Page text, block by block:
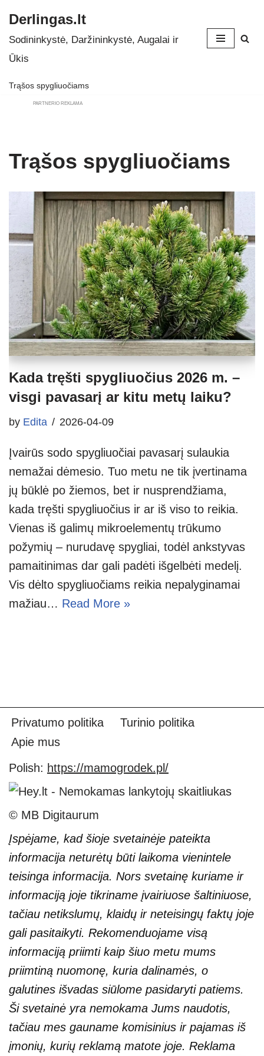
Skip
to
Derlingas.lt
Sodininkystė, Daržininkystė, Augalai ir
Ūkis
Trąšos spygliuočiams
PARTNERIO REKLAMA
Trąšos spygliuočiams
Kada tręšti spygliuočius 2026 m. –
visgi pavasarį ar kitu metų laiku?
by Edita 2026-04-09
Įvairūs sodo spygliuočiai pavasarį sulaukia
nemažai dėmesio. Tuo metu ne tik įvertinama
jų būklė po žiemos, bet ir nusprendžiama,
kada tręšti spygliuočius ir ar iš viso to reikia.
Vienas iš galimų mikroelementų trūkumo
požymių – nurudavę spygliai, todėl ankstyvas
pamaitinimas dar gali padėti išgelbėti medelį.
Vis dėlto spygliuočiams reikia nepalyginamai
mažiau… Read More »
Privatumo politika
Turinio politika
Apie mus
Polish: https://mamogrodek.pl/
© MB Digitaurum
Įspėjame, kad šioje svetainėje pateikta
informacija neturėtų būti laikoma vienintele
teisinga informacija. Nors svetainę kuriame ir
informaciją joje tikriname įvairiuose šaltiniuose,
tačiau netikslumų, klaidų ir neteisingų faktų joje
gali pasitaikyti. Rekomenduojame visą
informaciją priimti kaip šiuo metu mums
priimtiną nuomonę, kuria dalinamės, o
galutines išvadas siūlome pasidaryti patiems.
Ši svetainė yra nemokama Jums naudotis,
tačiau mes gauname komisinius ir pajamas iš
įmonių, kurių reklamą matote joje. Reklama